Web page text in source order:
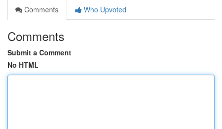
Comments
Who Upvoted
Comments
Submit a Comment
No HTML